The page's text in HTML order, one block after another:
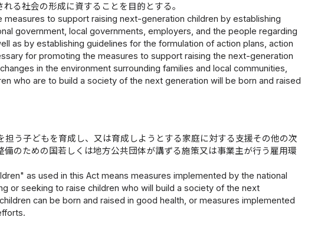
る社会の形成に資することを目的とする。
to support raising next-generation children by establishing
government, local governments, employers, and the people regarding
as by establishing guidelines for the formulation of action plans, action
for promoting the measures to support raising the next-generation
in the environment surrounding families and local communities,
who are to build a society of the next generation will be born and raised
う子どもを育成し、又は育成しようとする家庭に対する支援その他の次
のための国若しくは地方公共団体が講ずる施策又は事業主が行う雇用環
as used in this Act means measures implemented by the national
or seeking to raise children who will build a society of the next
can be born and raised in good health, or measures implemented